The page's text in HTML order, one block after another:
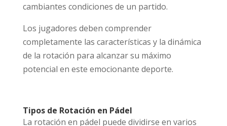
cambiantes condiciones de un partido.
Los jugadores deben comprender
completamente las características y la dinámica
de la rotación para alcanzar su máximo
potencial en este emocionante deporte.
Tipos de Rotación en Pádel
La rotación en pádel puede dividirse en varios